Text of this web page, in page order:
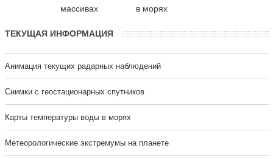
массивах
в морях
ТЕКУЩАЯ ИНФОРМАЦИЯ
Анимация текущих радарных наблюдений
Cнимки с геостационарных спутников
Карты температуры воды в морях
Метеорологические экстремумы на планете